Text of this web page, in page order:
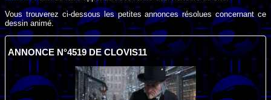
Vous trouverez ci-dessous les petites annonces résolues concernant ce
dessin animé.
ANNONCE N°4519 DE CLOVIS11